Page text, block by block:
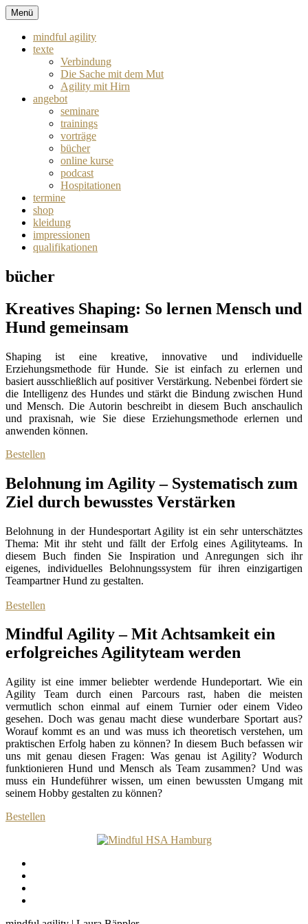
Zum
Inhalt
springen
mindful agility
Menü
mindful agility
texte
Verbindung
Die Sache mit dem Mut
Agility mit Hirn
angebot
seminare
trainings
vorträge
bücher
online kurse
podcast
Hospitationen
termine
shop
kleidung
impressionen
qualifikationen
bücher
Kreatives Shaping: So lernen Mensch und
Hund gemeinsam
Shaping ist eine kreative, innovative und individuelle
Erziehungsmethode für Hunde. Sie ist einfach zu erlernen und
basiert ausschließlich auf positiver Verstärkung. Nebenbei fördert sie
die Intelligenz des Hundes und stärkt die Bindung zwischen Hund
und Mensch. Die Autorin beschreibt in diesem Buch anschaulich
und praxisnah, wie Sie diese Erziehungsmethode erlernen und
anwenden können.
Bestellen
Belohnung im Agility – Systematisch zum
Ziel durch bewusstes Verstärken
Belohnung in der Hundesportart Agility ist ein sehr unterschätztes
Thema: Mit ihr steht und fällt der Erfolg eines Agilityteams. In
diesem Buch finden Sie Inspiration und Anregungen sich ihr
eigenes, individuelles Belohnungssystem für ihren einzigartigen
Teampartner Hund zu gestalten.
Bestellen
Mindful Agility – Mit Achtsamkeit ein
erfolgreiches Agilityteam werden
Agility ist eine immer beliebter werdende Hundeportart. Wie ein
Agility Team durch einen Parcours rast, haben die meisten
vermutlich schon einmal auf einem Turnier oder einem Video
gesehen. Doch was genau macht diese wunderbare Sportart aus?
Worauf kommt es an und was muss ich theoretisch verstehen, um
praktischen Erfolg haben zu können? In diesem Buch befassen wir
uns mit genau diesen Fragen: Was genau ist Agility? Wodurch
funktionieren Hund und Mensch als Team zusammen? Und was
muss ein Hundeführer wissen, um einen bewussten Umgang mit
seinem Hobby gestalten zu können?
Bestellen